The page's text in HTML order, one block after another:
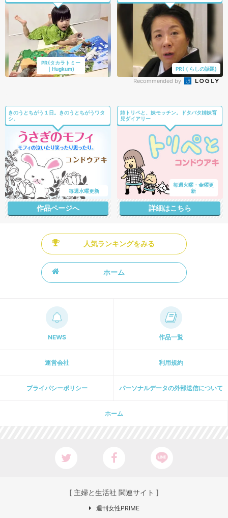
PR(タカラトミー
｜Hugkum)
PR(くらしの話題)
Recommended by
きのうとちがう１日。きのうとちがうワタ
シ。
毎週水曜更新
作品ページへ
姉トリペと、妹モッチン。ドタバタ姉妹育
児ダイアリー
毎週火曜・金曜更
新
詳細はこちら
人気ランキングをみる
ホーム
NEWS 作品一覧
運営会社 利用規約
プライパシーポリシー パーソナルデータの外部送信について
ホーム
[ 主婦と生活社 関連サイト ]
週刊女性PRIME